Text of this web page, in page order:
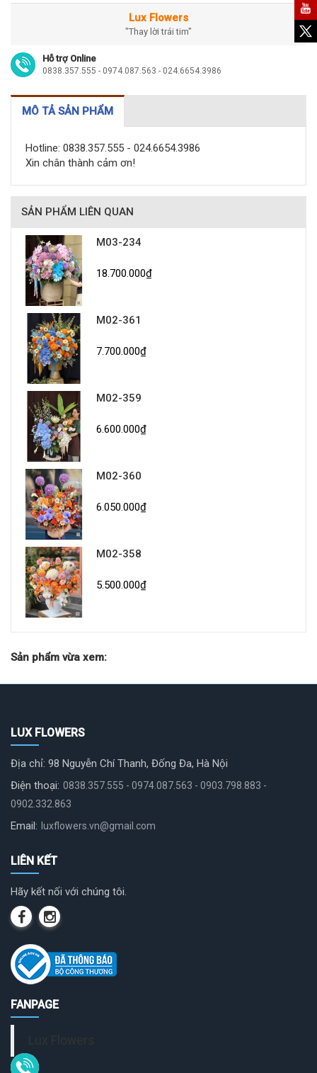
Lux Flowers
"Thay lời trái tim"
Hỗ trợ Online
0838.357.555 - 0974.087.563 - 024.6654.3986
MÔ TẢ SẢN PHẨM
Hotline: 0838.357.555 - 024.6654.3986
Xin chân thành cảm ơn!
SẢN PHẨM LIÊN QUAN
M03-234
18.700.000₫
M02-361
7.700.000₫
M02-359
6.600.000₫
M02-360
6.050.000₫
M02-358
5.500.000₫
Sản phẩm vừa xem:
LUX FLOWERS
Địa chỉ: 98 Nguyễn Chí Thanh, Đống Đa, Hà Nội
Điện thoại: 0838.357.555 - 0974.087.563 - 0903.798.883 -
0902.332.863
Email: luxflowers.vn@gmail.com
LIÊN KẾT
Hãy kết nối với chúng tôi.
FANPAGE
Lux Flowers